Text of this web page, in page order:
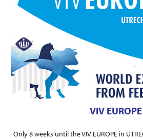
VIV
Only 8 weeks until the VIV EUROPE in